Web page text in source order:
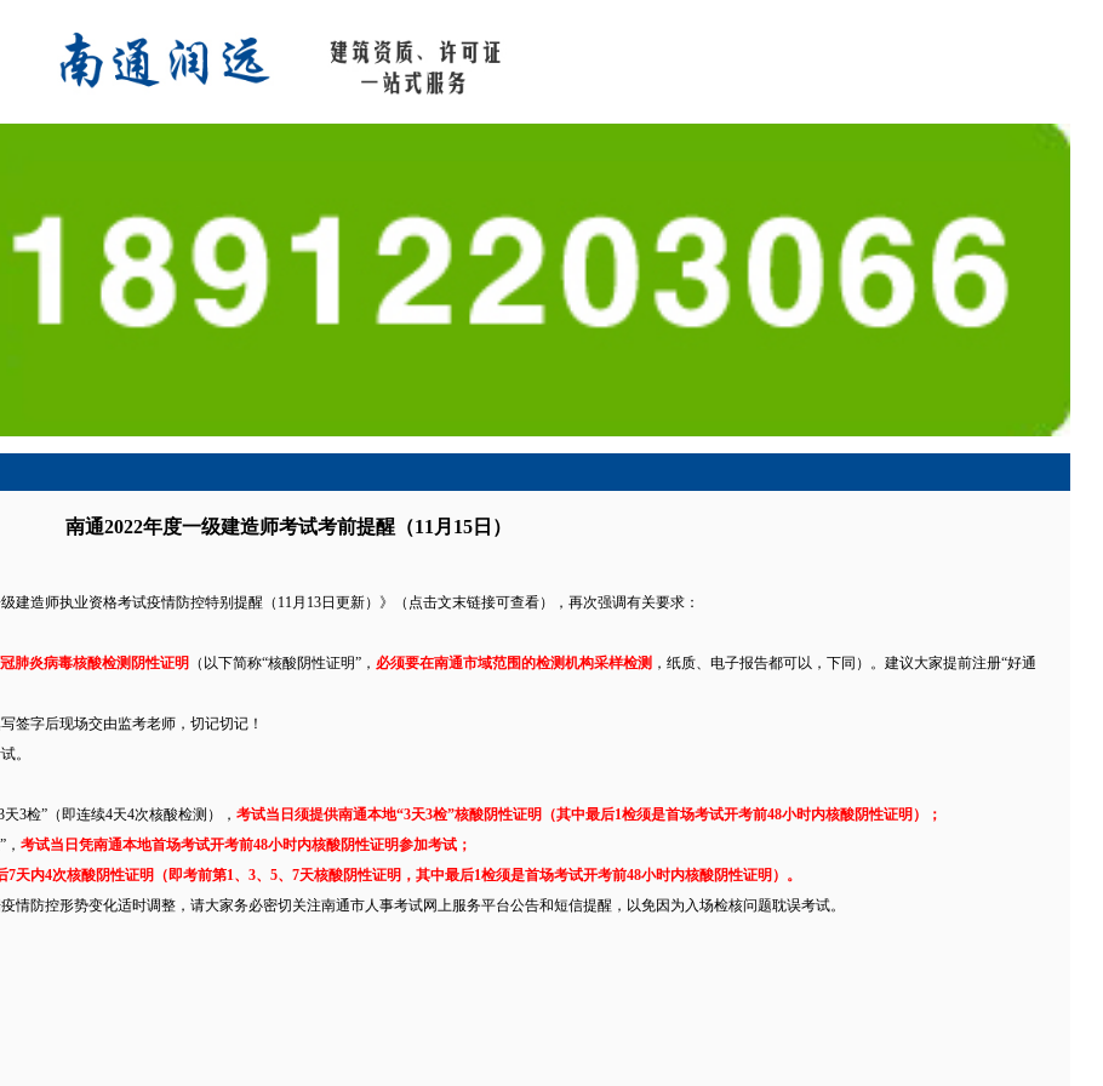
南通2022年度一级建造师考试考前提醒（11月15日）
造师执业资格考试疫情防控特别提醒（11月13日更新）》（点击文末链接可查看），再次强调有关要求：
肺炎病毒核酸检测阴性证明 （以下简称“核酸阴性证明”， 必须要在南通市域范围的检测机构采样检测 ，纸质、电子报告都可以，下同）。建议大家提前注册“好通
签字后现场交由监考老师，切记切记！
。
3检”（即连续4天4次核酸检测）， 考试当日须提供南通本地“3天3检”核酸阴性证明（其中最后1检须是首场考试开考前48小时内核酸阴性证明）；
考试当日凭南通本地首场考试开考前48小时内核酸阴性证明参加考试；
7天内4次核酸阴性证明（即考前第1、3、5、7天核酸阴性证明，其中最后1检须是首场考试开考前48小时内核酸阴性证明）。
情防控形势变化适时调整，请大家务必密切关注南通市人事考试网上服务平台公告和短信提醒，以免因为入场检核问题耽误考试。